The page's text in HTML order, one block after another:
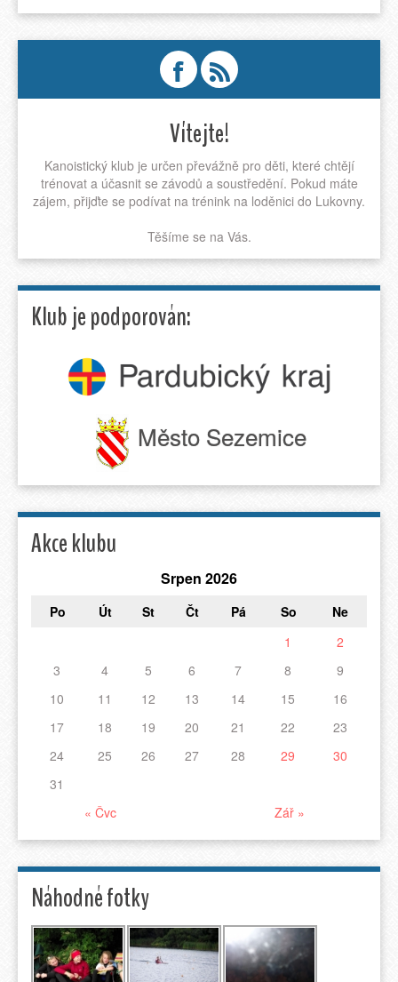
Vítejte!
Kanoistický klub je určen převážně pro děti, které chtějí
trénovat a účasnit se závodů a soustředění. Pokud máte
zájem, přijďte se podívat na trénink na loděnici do Lukovny.
Těšíme se na Vás.
Klub je podporován:
Město Sezemice
Akce klubu
Srpen 2026
Po Út St Čt Pá So
Ne
1
2
3
4 5 6 7 8
9
10
11 12 13 14 15
16
17
18 19 20 21 22
23
24
25 26 27 28 29
30
31
« Čvc
Zář »
Náhodné fotky